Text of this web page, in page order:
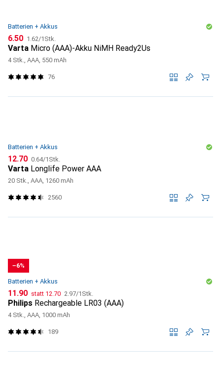
Batterien + Akkus
CHF
6.50 CHF
1.62/1Stk.
Varta Micro (AAA)-Akku NiMH Ready2Us
4 Stk., AAA, 550 mAh
76
Batterien + Akkus
CHF
12.70 CHF
0.64/1Stk.
Varta Longlife Power AAA
20 Stk., AAA, 1260 mAh
2560
−6%
Batterien + Akkus
CHF
11.90 statt CHF
12.70 CHF
2.97/1Stk.
Philips Rechargeable LR03 (AAA)
4 Stk., AAA, 1000 mAh
189